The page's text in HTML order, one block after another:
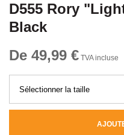
D555 Rory
Black
De 49,99 € TVA incluse